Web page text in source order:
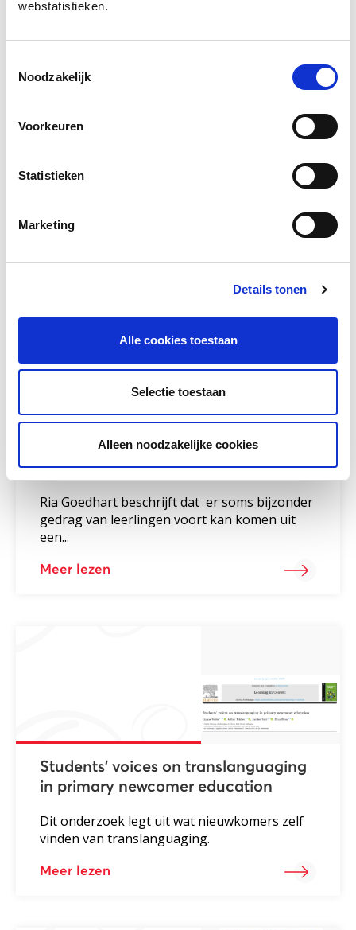
webstatistieken.
Noodzakelijk
Voorkeuren
Statistieken
Marketing
Details tonen
Alle cookies toestaan
Selectie toestaan
Alleen noodzakelijke cookies
Bekijk
Andere bezoekers bekeken ook
Gerelateerde vakkennis
Trauma en nieuwkomers
Ria Goedhart beschrijft dat er soms bijzonder
gedrag van leerlingen voort kan komen uit
een...
Meer lezen
Students’ voices on translanguaging
in primary newcomer education
Dit onderzoek legt uit wat nieuwkomers zelf
vinden van translanguaging.
Meer lezen